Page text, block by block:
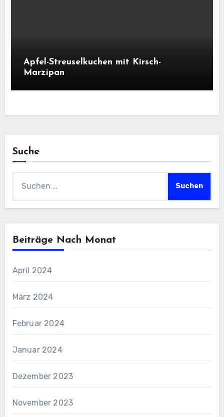
Apfel-Streuselkuchen mit Kirsch-
Marzipan
Suche
nach:
Beiträge Nach Monat
April 2024
März 2024
Februar 2024
Januar 2024
Dezember 2023
November 2023